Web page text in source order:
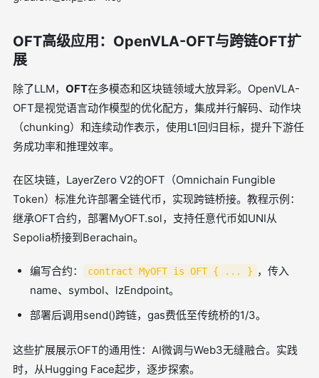
OFT高级应用：OpenVLA-OFT与跨链OFT扩
展
除了LLM， OFT在多模态和区块链领域大放异彩。OpenVLA-
OFT是视觉语言动作模型的优化配方，集成并行解码、动作块
（chunking）和连续动作表示，使用L1回归目标，提升下游任
务成功率和推理效率。
在区块链，LayerZero V2的OFT（Omnichain Fungible
Token）标准允许部署全链代币，实现跨链桥接。教程示例：
继承OFT合约，部署MyOFT.sol，支持任意代币如UNI从
Sepolia桥接到Berachain。
编写合约： contract MyOFT is OFT { ... } ，传入
name、symbol、lzEndpoint。
部署后调用send()跨链，gas费低至传统桥的1/3。
这些扩展展示OFT的通用性：AI微调与Web3无缝融合。实践
时，从Hugging Face起步，逐步探索。